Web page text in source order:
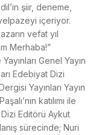
şiir, deneme,
içeriyor.
vefat yıl
Merhaba!”
Genel Yayın
Edebiyat Dizi
Yayınları Yayın
katılımı ile
Editörü Aykut
sürecinde; Nuri